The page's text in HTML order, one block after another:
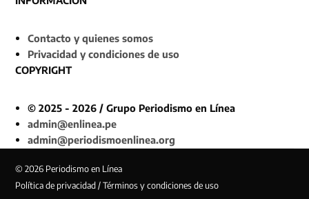
Contacto y quienes somos
Privacidad y condiciones de uso
COPYRIGHT
© 2025 - 2026 / Grupo Periodismo en Línea
admin@enlinea.pe
admin@periodismoenlinea.org
© 2026 Periodismo en Línea
Política de privacidad / Términos y condiciones de uso